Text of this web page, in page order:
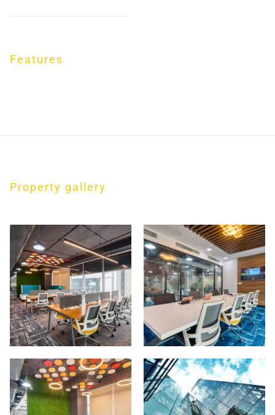
Features
Property gallery